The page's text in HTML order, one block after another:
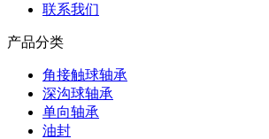
联系我们
产品分类
角接触球轴承
深沟球轴承
单向轴承
油封